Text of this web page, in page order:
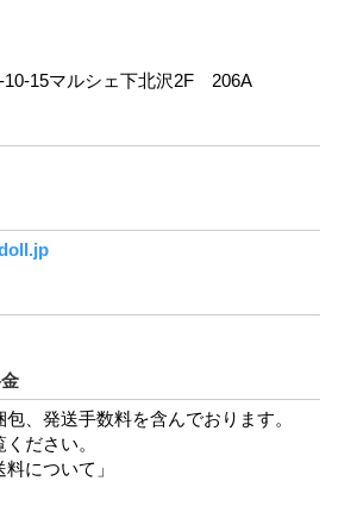
10-15マルシェ下北沢2F 206A
、発送手数料を含んでおります。
ださい。
について」